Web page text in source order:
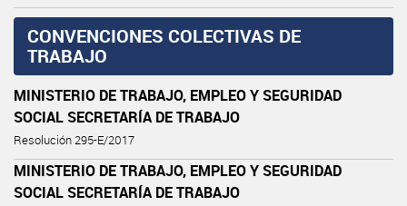
CONVENCIONES COLECTIVAS DE
TRABAJO
MINISTERIO DE TRABAJO, EMPLEO Y SEGURIDAD
SOCIAL SECRETARÍA DE TRABAJO
Resolución 295-E/2017
MINISTERIO DE TRABAJO, EMPLEO Y SEGURIDAD
SOCIAL SECRETARÍA DE TRABAJO